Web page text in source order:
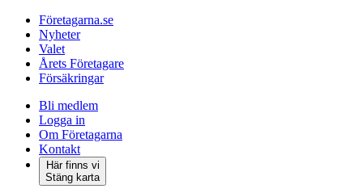
Företagarna.se
Nyheter
Valet
Årets Företagare
Försäkringar
Bli medlem
Logga in
Om Företagarna
Kontakt
Här finns vi
Stäng karta